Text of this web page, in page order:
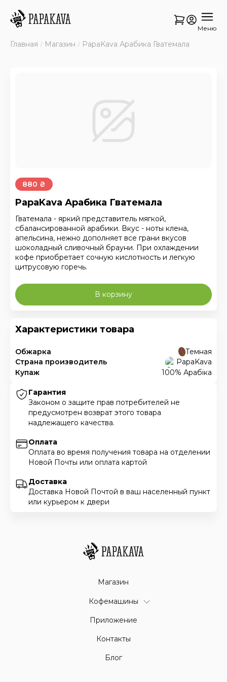
Меню
Главная Магазин PapaKava Арабика Гватемала
880 ₴
PapaKava Арабика Гватемала
Гватемала - яркий представитель мягкой,
сбалансированной арабики. Вкус - ноты клена,
апельсина, нежно дополняет все грани вкусов
шоколадный сливочный брауни. При охлаждении
кофе приобретает сочную кислотность и легкую
цитрусовую горечь.
В корзину
Характеристики товара
Обжарка
Темная
Страна производитель
PapaKava
Купаж
100% Арабіка
Гарантия
Законом о защите прав потребителей не
предусмотрен возврат этого товара
надлежащего качества.
Оплата
Оплата во время получения товара на отделении
Новой Почты или оплата картой
Доставка
Доставка Новой Почтой в ваш населенный пункт
или курьером к двери
Магазин
Кофемашины
Приложение
Контакты
Блог